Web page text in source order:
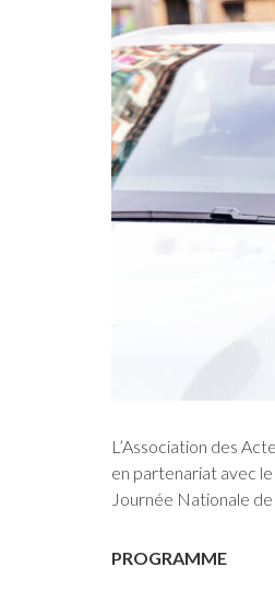
L’Association des
en partenariat avec
Journée Nationale de
PROGRAMME